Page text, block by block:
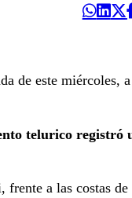
de este miércoles,
telurico registró
a las costas de